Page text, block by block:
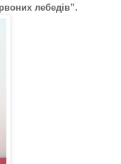
лебедів”.